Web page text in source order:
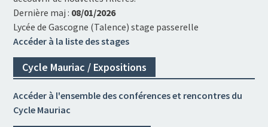
Dernière maj : 08/01/2026
Lycée de Gascogne (Talence) stage passerelle
Accéder à la liste des stages
Cycle Mauriac / Expositions
Accéder à l'ensemble des conférences et rencontres du
Cycle Mauriac